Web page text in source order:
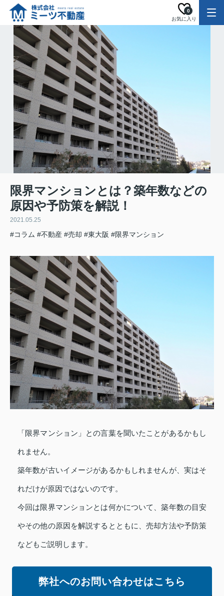
お気に入り
0
限界マンションとは？築年数などの
原因や予防策を解説！
2021.05.25
#コラム #不動産 #売却 #東大阪 #限界マンション
「限界マンション」との言葉を聞いたことがあるかもし
れません。
築年数が古いイメージがあるかもしれませんが、実はそ
れだけが原因ではないのです。
今回は限界マンションとは何かについて、築年数の目安
やその他の原因を解説するとともに、売却方法や予防策
などもご説明します。
弊社へのお問い合わせはこちら